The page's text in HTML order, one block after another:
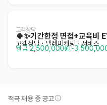
고객상담
🍀✨️기간한정 면접+교육비
고객상담 · 텔레마케팅 · 서비스
월급 2,500,000원
적극 채용 중 공고